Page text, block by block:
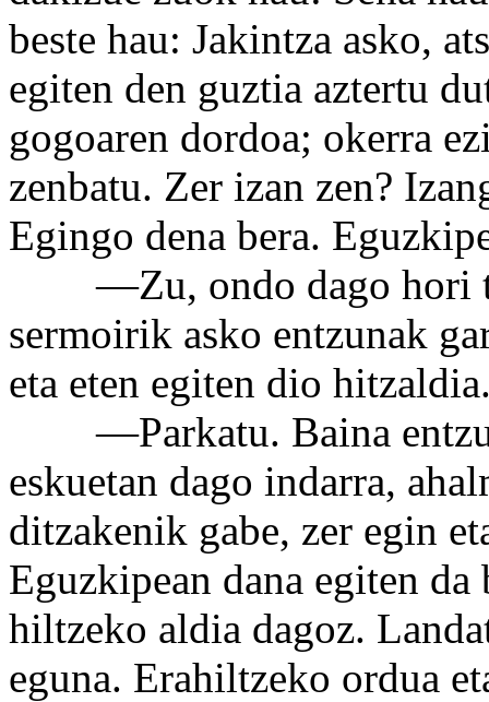
beste hau: Jakintza asko,
egiten den guztia aztertu
gogoaren dordoa; okerra
zenbatu. Zer izan zen?
Egingo dena bera.
—Zu, ondo dago hori ta
sermoirik asko entzunak
eta eten egiten dio
—Parkatu. Baina
eskuetan dago indarra,
ditzakenik gabe, zer egin
Eguzkipean dana egiten
hiltzeko aldia dagoz.
eguna. Erahiltzeko ordua